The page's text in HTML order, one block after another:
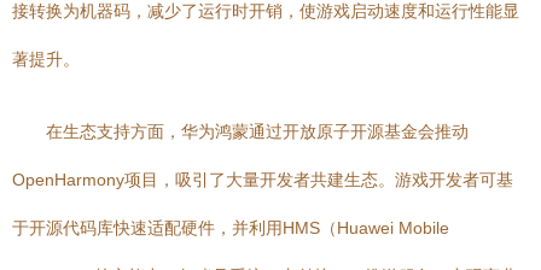
接转换为机器码，减少了运行时开销，使游戏启动速度和运行性能显
著提升。
在生态支持方面，华为鸿蒙通过开放原子开源基金会推动
OpenHarmony项目，吸引了大量开发者共建生态。游戏开发者可基
于开源代码库快速适配硬件，并利用HMS（Huawei Mobile